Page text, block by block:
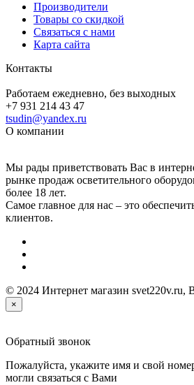
Производители
Товары со скидкой
Связаться с нами
Карта сайта
Контакты
Работаем ежедневно, без выходных
+7 931 214 43 47
tsudin@yandex.ru
О компании
Мы рады приветствовать Вас в
рынке продаж осветительного
более 18 лет.
Самое главное для нас – это
клиентов.
© 2024 Интернет магазин svet220v.ru,
×
Обратный звонок
Пожалуйста, укажите имя и свой
могли связаться с Вами